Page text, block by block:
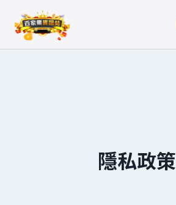
content
隱私政策